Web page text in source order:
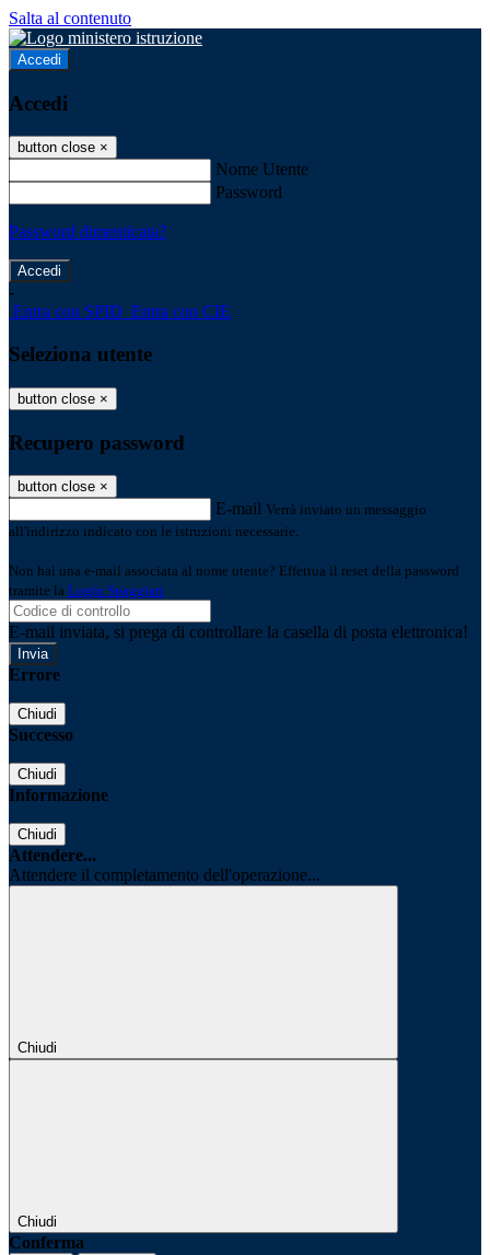
Salta al contenuto
Accedi
Accedi
button close ×
Nome Utente
Password
Password dimenticata?
-
Entra con SPID Entra con CIE
Seleziona utente
button close ×
Recupero password
button close ×
E-mail Verrà inviato un messaggio
all'indirizzo indicato con le istruzioni necessarie.
Non hai una e-mail associata al nome utente? Effettua il reset della password
tramite la Login Spaggiari
E-mail inviata, si prega di controllare la casella di posta elettronica!
Errore
Chiudi
Successo
Chiudi
Informazione
Chiudi
Attendere...
Attendere il completamento dell'operazione...
Chiudi
Chiudi
Conferma